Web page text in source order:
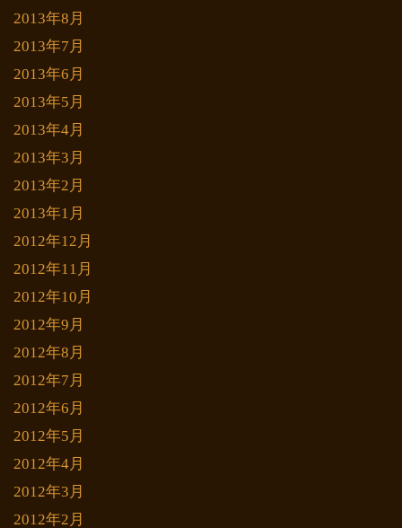
2013年8月
2013年7月
2013年6月
2013年5月
2013年4月
2013年3月
2013年2月
2013年1月
2012年12月
2012年11月
2012年10月
2012年9月
2012年8月
2012年7月
2012年6月
2012年5月
2012年4月
2012年3月
2012年2月